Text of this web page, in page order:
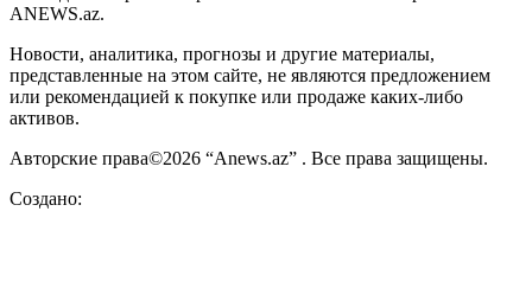
ANEWS.az.
Новости, аналитика, прогнозы и другие материалы,
представленные на этом сайте, не являются предложением
или рекомендацией к покупке или продаже каких-либо
активов.
Авторские права©2026 “Anews.az” . Все права защищены.
Создано: